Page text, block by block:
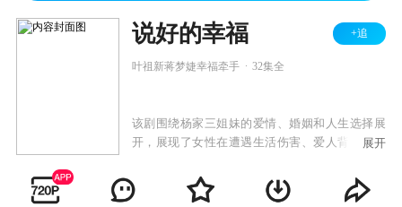
说好的幸福 +追
叶祖新蒋梦婕幸福牵手 32集全
该剧围绕杨家三姐妹的爱情、婚姻和人生选择展
开，展现了女性在遭遇生活伤害、爱人背叛等挫
出自我人生的过程。
展开